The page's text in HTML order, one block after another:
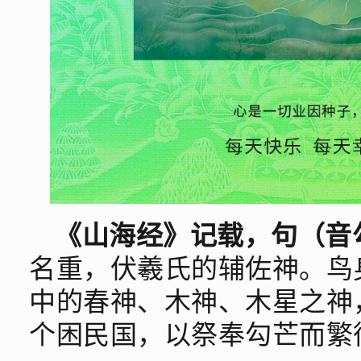
《山海经》记载，句（
名重，伏羲氏的辅佐神。
中的春神、木神、木星之
个困民国，以祭奉勾芒而繁